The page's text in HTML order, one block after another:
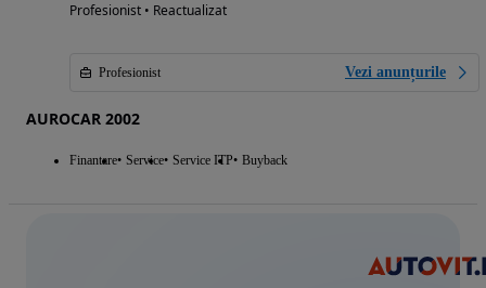
Profesionist • Reactualizat
Profesionist Vezi anunțurile
AUROCAR 2002
Finantare Service Service ITP Buyback